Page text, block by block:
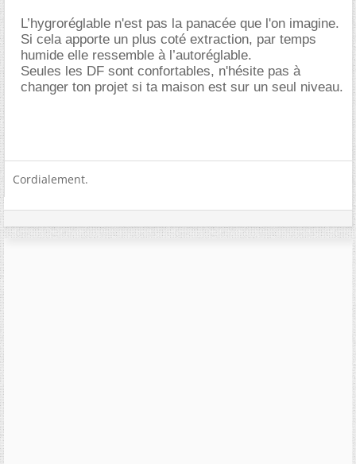
L’hygroréglable n'est pas la panacée que l'on imagine.
Si cela apporte un plus coté extraction, par temps
humide elle ressemble à l’autoréglable.
Seules les DF sont confortables, n'hésite pas à
changer ton projet si ta maison est sur un seul niveau.
Cordialement.